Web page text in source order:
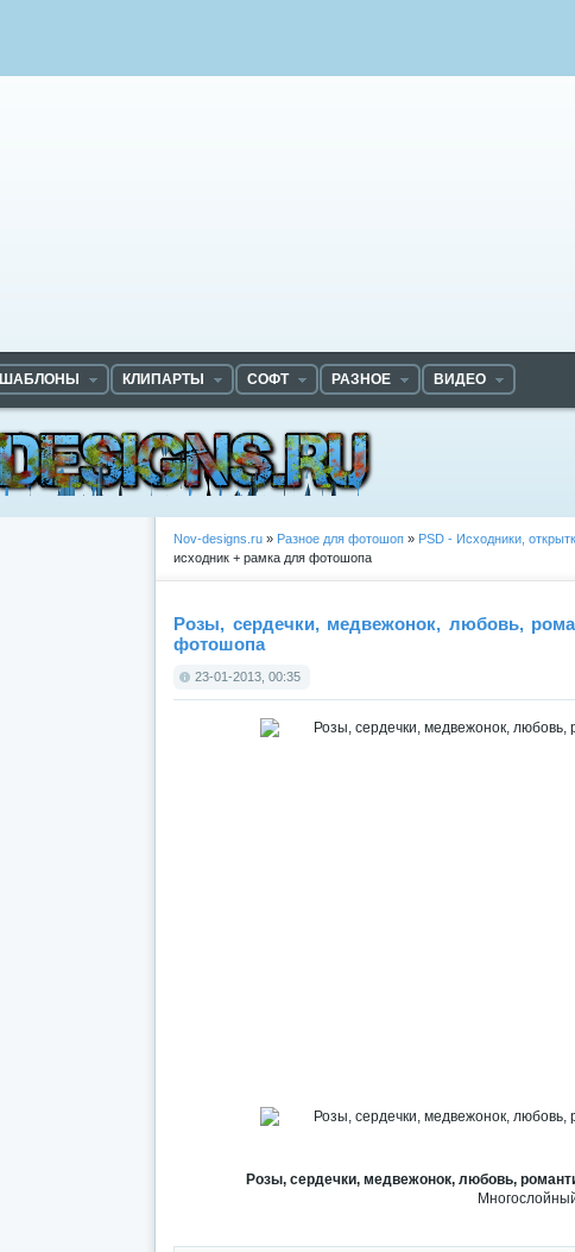
ШАБЛОНЫ КЛИПАРТЫ СОФТ РАЗНОЕ ВИДЕО
Nov-designs.ru » Разное для фотошоп » PSD - Исходники,
исходник + рамка для фотошопа
Розы, сердечки, медвежонок, любовь,
фотошопа
23-01-2013, 00:35
Розы, сердечки, медвежонок, любовь,